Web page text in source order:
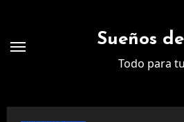
contenido
Sueños
Todo para